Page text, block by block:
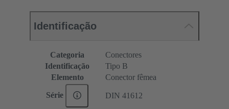
Identificação
Categoria
Conectores
Identificação
Tipo B
Elemento
Conector fêmea
Série DIN 41612